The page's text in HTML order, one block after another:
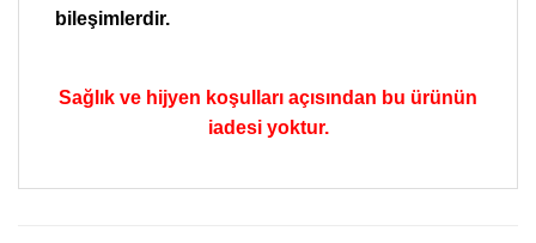
bileşimlerdir.
Sağlık ve hijyen koşulları açısından bu ürünün
iadesi yoktur.